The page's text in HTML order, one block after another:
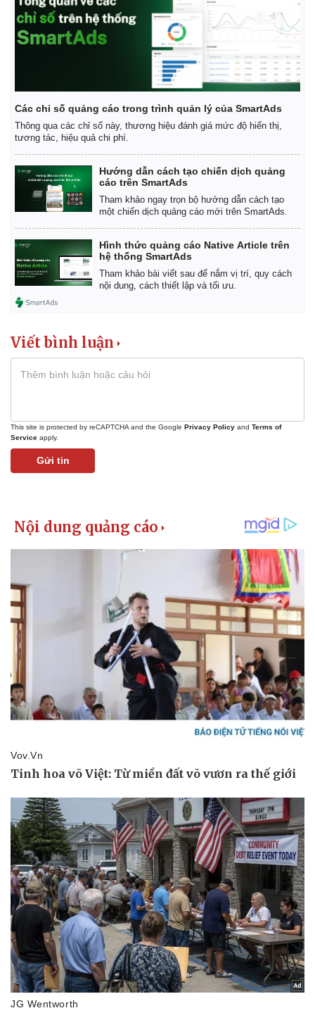
Pháp luật
Vụ án
Tin nóng
Các chỉ số quảng cáo trong trình quản lý của SmartAds
Thông qua các chỉ số này, thương hiệu đánh giá mức độ hiển thị,
tương tác, hiệu quả chi phí.
Hướng dẫn cách tạo chiến dịch quảng
cáo trên SmartAds
Tham khảo ngay trọn bộ hướng dẫn cách tạo
một chiến dịch quảng cáo mới trên SmartAds.
Hình thức quảng cáo Native Article trên
hệ thống SmartAds
Tham khảo bài viết sau để nắm vị trí, quy cách
nội dung, cách thiết lập và tối ưu.
Viết bình luận
This site is protected by reCAPTCHA and the Google Privacy Policy and Terms of
Service apply.
Gửi tin